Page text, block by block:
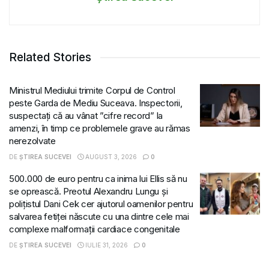
Related Stories
Ministrul Mediului trimite Corpul de Control
peste Garda de Mediu Suceava. Inspectorii,
suspectați că au vânat ”cifre record” la
amenzi, în timp ce problemele grave au rămas
nerezolvate
DE ȘTIREA SUCEVEI AUGUST 3, 2026 0
500.000 de euro pentru ca inima lui Ellis să nu
se oprească. Preotul Alexandru Lungu și
polițistul Dani Cek cer ajutorul oamenilor pentru
salvarea fetiței născute cu una dintre cele mai
complexe malformații cardiace congenitale
DE ȘTIREA SUCEVEI IULIE 31, 2026 0